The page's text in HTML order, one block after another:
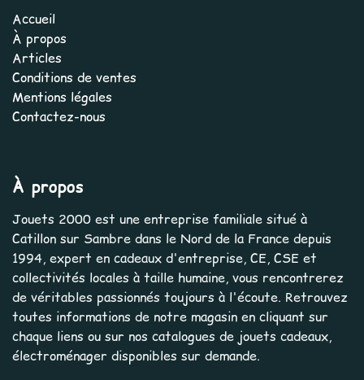
Accueil
À propos
Articles
Conditions de ventes
Mentions légales
Contactez-nous
À propos
Jouets 2000 est une entreprise familiale situé à
Catillon sur Sambre dans le Nord de la France depuis
1994, expert en cadeaux d'entreprise, CE, CSE et
collectivités locales à taille humaine, vous rencontrerez
de véritables passionnés toujours à l'écoute. Retrouvez
toutes informations de notre magasin en cliquant sur
chaque liens ou sur nos catalogues de jouets cadeaux,
électroménager disponibles sur demande.